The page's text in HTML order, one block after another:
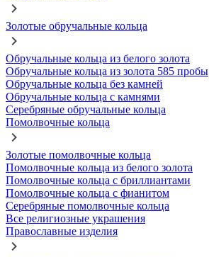
Золотые обручальные кольца
Обручальные кольца из белого золота
Обручальные кольца из золота 585 пробы
Обручальные кольца без камней
Обручальные кольца с камнями
Серебряные обручальные кольца
Помолвочные кольца
Золотые помолвочные кольца
Помолвочные кольца из белого золота
Помолвочные кольца с бриллиантами
Помолвочные кольца с фианитом
Серебряные помолвочные кольца
Все религиозные украшения
Православные изделия